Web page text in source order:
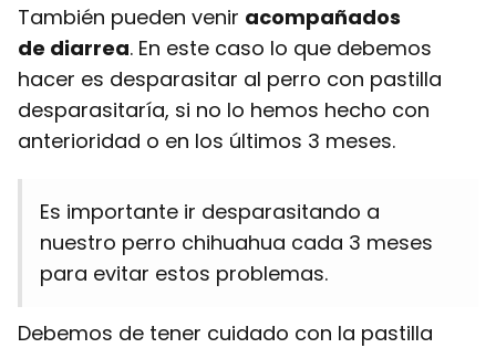
También pueden venir acompañados
de diarrea. En este caso lo que debemos
hacer es desparasitar al perro con pastilla
desparasitaría, si no lo hemos hecho con
anterioridad o en los últimos 3 meses.
Es importante ir desparasitando a
nuestro perro chihuahua cada 3 meses
para evitar estos problemas.
Debemos de tener cuidado con la pastilla